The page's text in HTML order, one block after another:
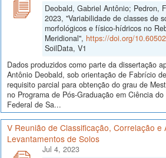
Deobald, Gabriel Antônio; Pedron,
2023, "Variabilidade de classes de
morfológicos e físico-hídricos no
Meridional", https://doi.org/
SoilData, V1
Dados produzidos como parte da dissertação
Antônio Deobald, sob orientação de Fabrício
requisito parcial para obtenção do grau de
no Programa de Pós-Graduação em Ciência
Federal de Sa...
V Reunião de Classificação, Correlação e
Levantamentos de Solos
Jul 4, 2023